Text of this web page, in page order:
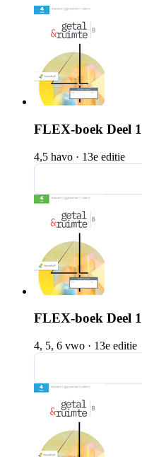
FLEX-boek Deel 1
4,5 havo · 13e editie
FLEX-boek Deel 1
4, 5, 6 vwo · 13e editie